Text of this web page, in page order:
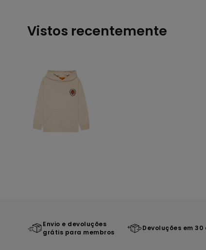
Vistos recentemente
Envio e devoluções
grátis para membros
Devoluções em 30